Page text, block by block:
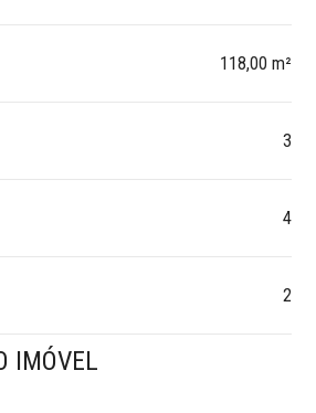
118,00 m²
3
4
2
IMÓVEL